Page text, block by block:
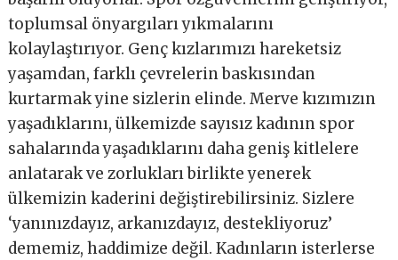
toplumsal önyargıları yıkmalarını
kolaylaştırıyor. Genç kızlarımızı hareketsiz
yaşamdan, farklı çevrelerin baskısından
kurtarmak yine sizlerin elinde. Merve kızımızın
yaşadıklarını, ülkemizde sayısız kadının spor
sahalarında yaşadıklarını daha geniş kitlelere
anlatarak ve zorlukları birlikte yenerek
ülkemizin kaderini değiştirebilirsiniz. Sizlere
‘yanınızdayız, arkanızdayız, destekliyoruz’
dememiz, haddimize değil. Kadınların isterlerse